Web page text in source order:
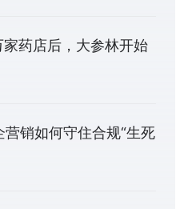
药店后，大参林开始
销如何守住合规“生死